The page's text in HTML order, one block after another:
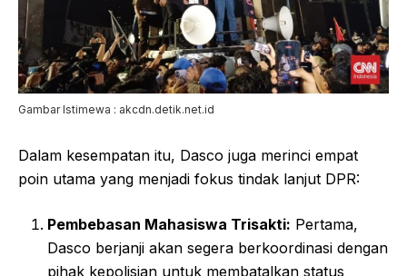
Gambar Istimewa : akcdn.detik.net.id
Dalam kesempatan itu, Dasco juga merinci empat
poin utama yang menjadi fokus tindak lanjut DPR:
Pembebasan Mahasiswa Trisakti: Pertama,
Dasco berjanji akan segera berkoordinasi dengan
pihak kepolisian untuk membatalkan status